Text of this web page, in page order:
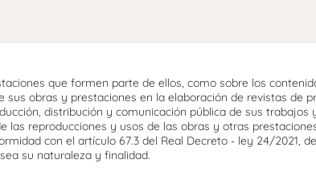
que formen parte de ellos, como sobre los
obras y prestaciones en la elaboración de revistas de
distribución y comunicación pública de sus
las reproducciones y usos de las obras y otras
con el artículo 67.3 del Real Decreto - ley 24/2021,
su naturaleza y finalidad.